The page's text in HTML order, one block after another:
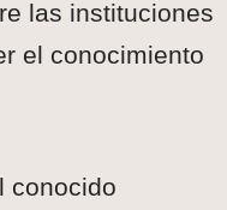
las instituciones
el conocimiento
conocido